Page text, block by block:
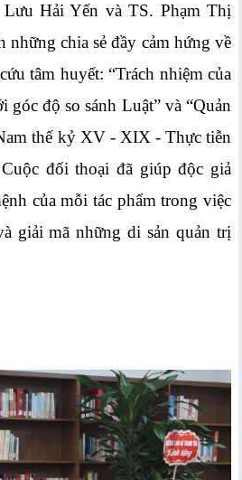
Hải Yến và TS. Phạm Thị
những chia sẻ đầy cảm hứng về
tâm huyết: “Trách nhiệm của
góc độ so sánh Luật” và “Quản
thế kỷ XV - XIX - Thực tiễn
đối thoại đã giúp độc giả
của mỗi tác phẩm trong việc
giải mã những di sản quản trị